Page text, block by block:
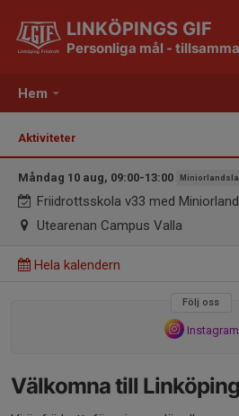
Hem
LINKÖPINGS GIF
Personliga mål -
Aktiviteter
Måndag 10 aug, 09:00-13:00
Friidrottsskola v33 med
Utearenan Campus Valla
Hela kalendern
Följ oss
Instagram
Välkomna till